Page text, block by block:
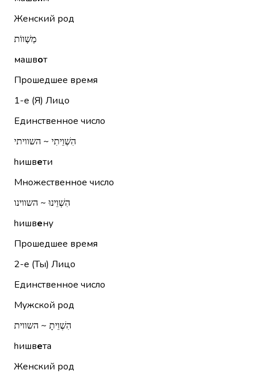
Женский род
מַשְׁווֹת
машвот
Прошедшее время
1-е (Я) Лицо
Единственное число
הִשְׁוֵיתִי ~ השוויתי
hишвети
Множественное число
הִשְׁוֵינוּ ~ השווינו
hишвену
Прошедшее время
2-е (Ты) Лицо
Единственное число
Мужской род
הִשְׁוֵיתָ ~ השווית
hишвета
Женский род